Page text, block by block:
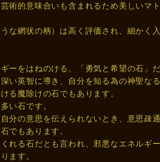
術的意味合いも含まれるため美しいマ
な網状の柄）は高く評価され、細かく
ーをはねのける、「勇気と希望の石」
い英智に導き、自分を知る為の神聖な
る魔除けの石でもあります。
い石です。
分の意思を伝えられないとき、意思疎
でもあります。
れる石だとも言われ、邪悪なエネルギ
ます。